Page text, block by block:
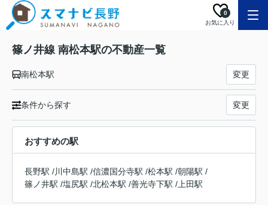
お気に入り
0
篠ノ井線 南松本駅の不動産一覧
南松本駅 変更
条件から探す 変更
おすすめの駅
長野駅 /川中島駅 /信濃国分寺駅 /松本駅 /朝陽駅 /
篠ノ井駅 /塩尻駅 /北松本駅 /善光寺下駅 / 上田駅